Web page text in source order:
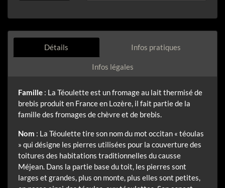
Détails Infos pratiques
Infos légales
Famille : La Téoulette est un fromage au lait thermisé de
brebis produit en France en Lozère, il fait partie de la
famille des fromages de chèvre et de brebis.
Nom : La Téoulette tire son nom du mot occitan « téoulas
» qui désigne les pierres utilisées pour la couverture des
toitures des habitations traditionnelles du causse
Méjean. Dans la partie base du toit, les pierres sont
larges et grandes, plus on monte, plus elles sont petites,